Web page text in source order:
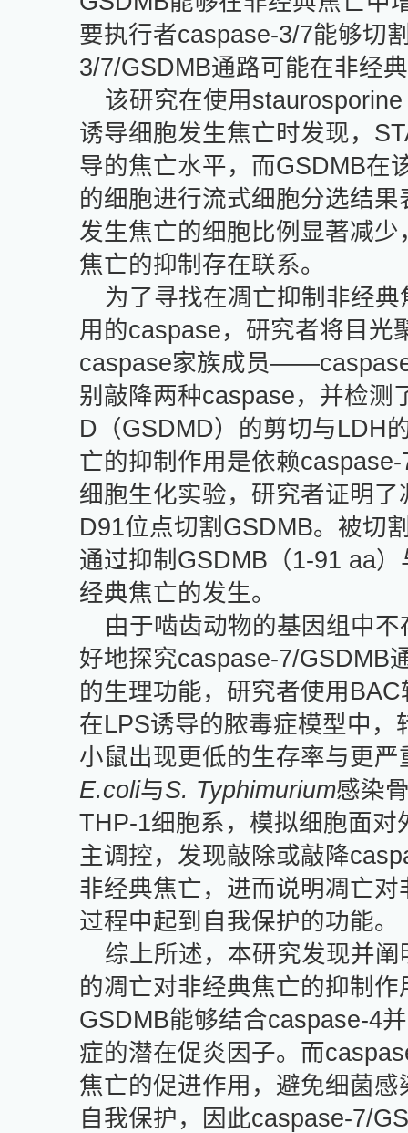
要执行者caspase-3/7能够切
3/7/GSDMB通路可能在非经
该研究在使用 staurosporine
诱导细胞发生焦亡时发现，
导的焦亡水平，而GSDMB在
的细胞进行流式细胞分选结果
发生焦亡的细胞比例显著减少
焦亡的抑制存在联系。
为了寻找在凋亡抑制非经
用的caspase，研究者将目光
caspase家族成员——
别敲降两种caspase，并检测
D （GSDMD）的剪切与LDH
亡的抑制作用是依赖caspase-
细胞生化实验，研究者证明
D91位点切割 GSDMB。被切
通过抑制 GSDMB （1-91 aa）
经典焦亡的发生。
由于啮齿动物的基因组中不
好地探究caspase-7/GSDMB
的生理功能，研究者使用 BAC
在LPS诱导的脓毒症模型中，
小鼠出现更低的生存率与更
E.coli与S. Typhimurium感染
THP-1细胞系，模拟细胞面
主调控，发现敲除或敲降
非经典焦亡，进而说明凋亡
过程中起到自我保护的功能。
综上所述，本研究发现并阐
的凋亡对非经典焦亡的抑制
GSDMB能够结合caspase-4
症的潜在促炎因子。而
焦亡的促进作用，避免细菌
自我保护，因此caspase-7/